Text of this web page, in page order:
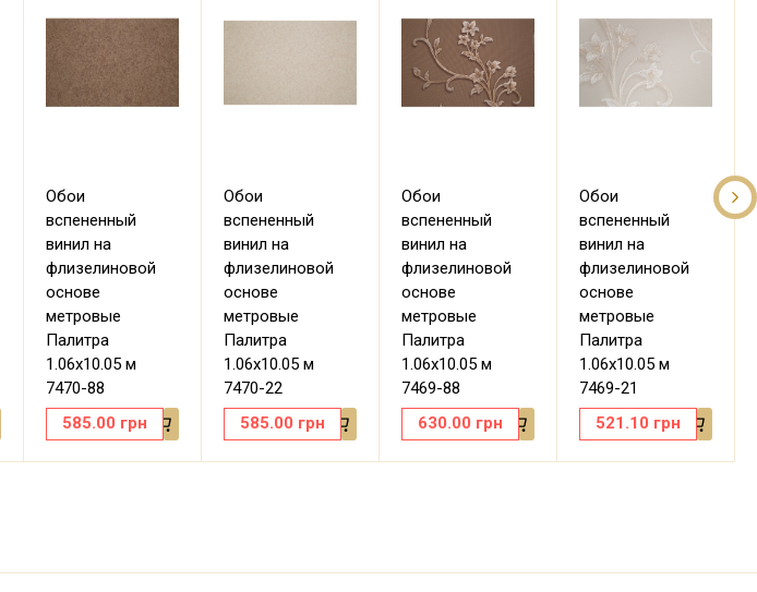
Обои
вспененный
винил на
флизелиновой
основе
метровые
Палитра
1.06х10.05 м
7470-88
585.00 грн
Обои
вспененный
винил на
флизелиновой
основе
метровые
Палитра
1.06х10.05 м
7470-22
585.00 грн
Обои
вспененный
винил на
флизелиновой
основе
метровые
Палитра
1.06х10.05 м
7469-88
630.00 грн
Обои
вспененный
винил на
флизелиновой
основе
метровые
Палитра
1.06х10.05 м
7469-21
521.10 грн